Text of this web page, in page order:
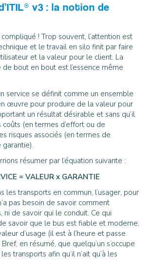
v3 : la notion de
compliqué ! Trop souvent, l’attention est
et le travail en silo finit par faire
et la valeur pour le client. La
bout en bout est l’essence même
service se définit comme un ensemble
œuvre pour produire de la valeur pour
un résultat désirable et sans qu’il
coûts (en termes d’effort ou de
risques associés (en termes de
résumer par l’équation suivante :
= VALEUR x GARANTIE
les transports en commun, l’usager, pour
pas besoin de savoir comment
ni de savoir qui le conduit. Ce qui
de savoir que le bus est fiable et moderne,
d’usage (il est à l’heure et passe
en résumé, que quelqu’un s’occupe
transports afin qu’il n’ait qu’à les